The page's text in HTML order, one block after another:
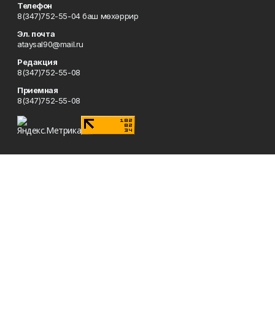
Телефон
8(347)752-55-04 баш мөхәррир
Эл. почта
ataysal90@mail.ru
Редакция
8(347)752-55-08
Приемная
8(347)752-55-08